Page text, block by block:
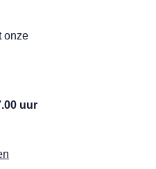
onze
uur